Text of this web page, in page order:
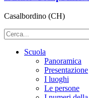
Casalbordino (CH)
Scuola
Panoramica
Presentazione
I luoghi
Le persone